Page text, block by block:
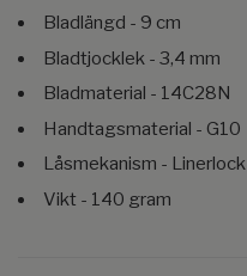
Bladlängd - 9 cm
Bladtjocklek - 3,4 mm
Bladmaterial - 14C28N
Handtagsmaterial - G10
Låsmekanism - Linerlock
Vikt - 140 gram